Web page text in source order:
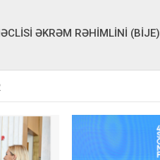
ƏKRƏM RƏHİMLİNİ (BİJE)